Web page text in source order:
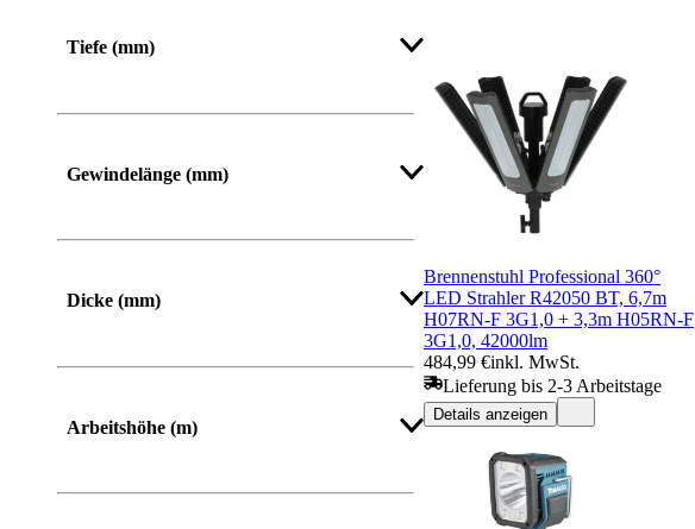
Tiefe (mm)
Gewindelänge (mm)
Dicke (mm)
Arbeitshöhe (m)
Brennenstuhl Professional 360°
LED Strahler R42050 BT, 6,7m
H07RN-F 3G1,0 + 3,3m H05RN-F
3G1,0, 42000lm
484,99 €inkl. MwSt.
Lieferung bis 2-3 Arbeitstage
Details anzeigen